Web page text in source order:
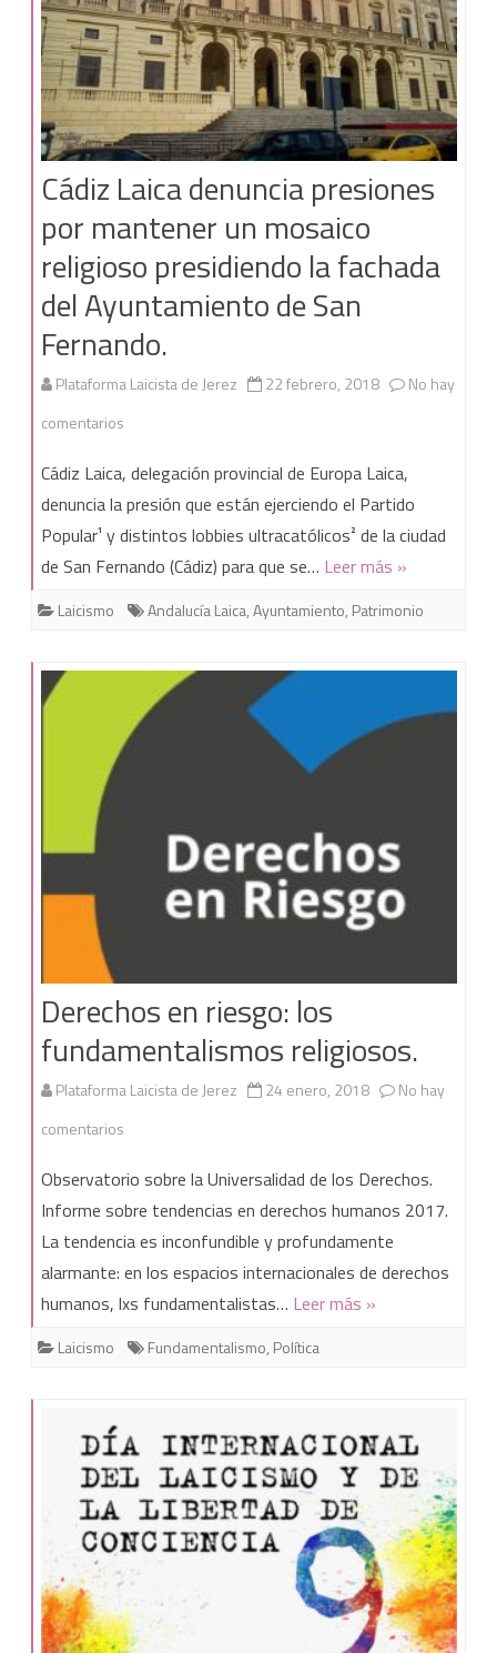
el
IRPF
y
se
insta
a
la
ciudadanía
a
no
las
casillas
Cádiz Laica denuncia presiones
por mantener un mosaico
religioso presidiendo la fachada
del Ayuntamiento de San
Fernando.
Plataforma Laicista de Jerez 22 febrero, 2018
No hay
comentarios
Laica
denuncia
presiones
por
mosaico
fachada
de
San
Fernando.
Cádiz Laica, delegación provincial de Europa Laica,
denuncia la presión que están ejerciendo el Partido
Popular¹ y distintos lobbies ultracatólicos² de la ciudad
de San Fernando (Cádiz) para que se… Leer más »
Laicismo Andalucía Laica,Ayuntamiento, Patrimonio
Derechos en riesgo: los
fundamentalismos religiosos.
Plataforma Laicista de Jerez 24 enero, 2018
No hay
comentarios
en
riesgo:
los
religiosos.
Observatorio sobre la Universalidad de los Derechos.
Informe sobre tendencias en derechos humanos 2017.
La tendencia es inconfundible y profundamente
alarmante: en los espacios internacionales de derechos
humanos, lxs fundamentalistas… Leer más »
Laicismo Fundamentalismo, Política